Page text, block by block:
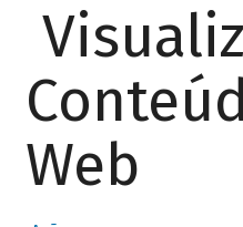
Web